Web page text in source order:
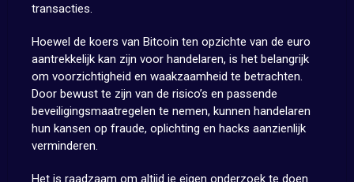
transacties.
Hoewel de koers van Bitcoin ten opzichte van de euro
aantrekkelijk kan zijn voor handelaren, is het belangrijk
om voorzichtigheid en waakzaamheid te betrachten.
Door bewust te zijn van de risico’s en passende
beveiligingsmaatregelen te nemen, kunnen handelaren
hun kansen op fraude, oplichting en hacks aanzienlijk
verminderen.
Het is raadzaam om altijd je eigen onderzoek te doen